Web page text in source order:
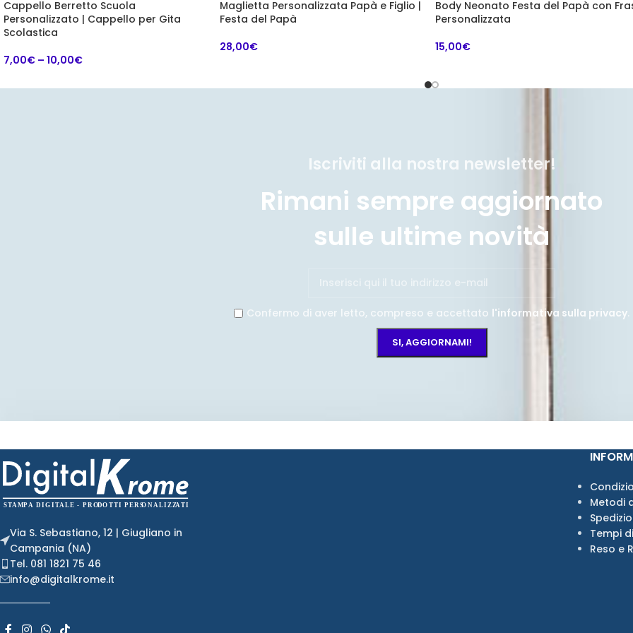
Cappello Berretto Scuola
Personalizzato | Cappello per Gita
Scolastica
7,00€ – 10,00€
Maglietta Personalizzata Papà e Figlio |
Festa del Papà
28,00€
Body Neonato Festa del Papà con
Personalizzata
15,00€
Iscriviti alla nostra newsletter!
Rimani sempre aggiornato
sulle ultime novità
Confermo di aver letto, compreso e accettato l'informativa sulla privacy.
Via S. Sebastiano, 12 | Giugliano in
Campania (NA)
Tel. 081 1821 75 46
info@digitalkrome.it
Metodi
Tempi
Reso e